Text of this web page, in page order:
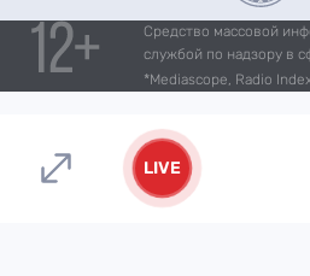
Средство массовой
службой по надзору в
*Mediascope, Radio
LIVE